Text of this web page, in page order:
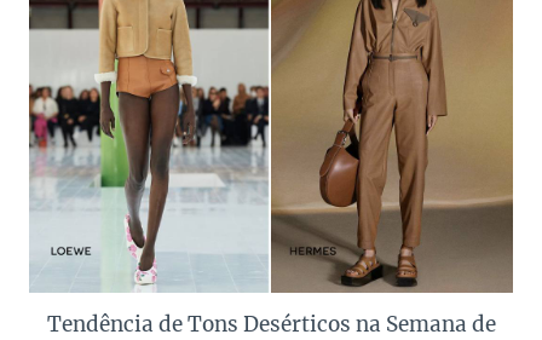
Tendência de Tons Desérticos na Semana de